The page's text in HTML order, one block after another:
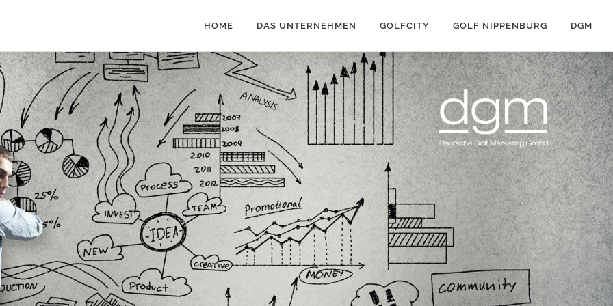
HOME DAS UNTERNEHMEN GOLFCITY GOLF NIPPENBURG DGM